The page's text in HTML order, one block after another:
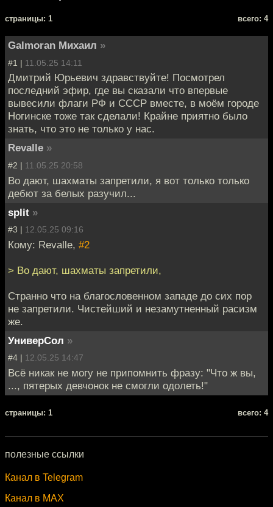
cтраницы: 1 всего: 4
Galmoran Михаил »
#1 | 11.05.25 14:11
Дмитрий Юрьевич здравствуйте! Посмотрел
последний эфир, где вы сказали что впервые
вывесили флаги РФ и СССР вместе, в моём городе
Ногинске тоже так сделали! Крайне приятно было
знать, что это не только у нас.
Revalle »
#2 | 11.05.25 20:58
Во дают, шахматы запретили, я вот только только
дебют за белых разучил...
split »
#3 | 12.05.25 09:16
Кому: Revalle, #2
> Во дают, шахматы запретили,
Странно что на благословенном западе до сих пор
не запретили. Чистейший и незамутненный расизм
же.
УниверСол »
#4 | 12.05.25 14:47
Всё никак не могу не припомнить фразу: "Что ж вы,
..., пятерых девчонок не смогли одолеть!"
cтраницы: 1 всего: 4
полезные ссылки
Канал в Telegram
Канал в MAX